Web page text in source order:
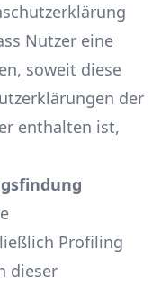
Nutzer eine
soweit diese
der
enthalten ist,
Profiling
dieser